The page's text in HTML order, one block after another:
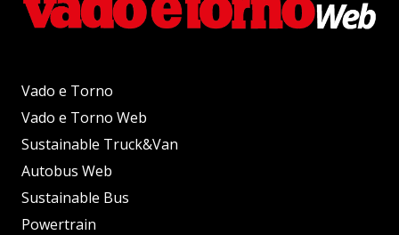
Vado e Torno
Vado e Torno Web
Sustainable Truck&Van
Autobus Web
Sustainable Bus
Powertrain